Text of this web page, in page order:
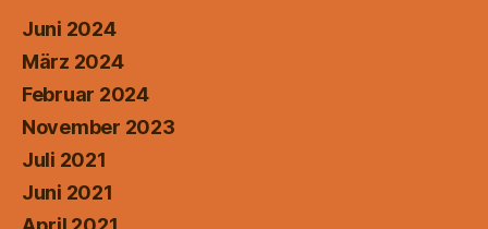
Juni 2024
März 2024
Februar 2024
November 2023
Juli 2021
Juni 2021